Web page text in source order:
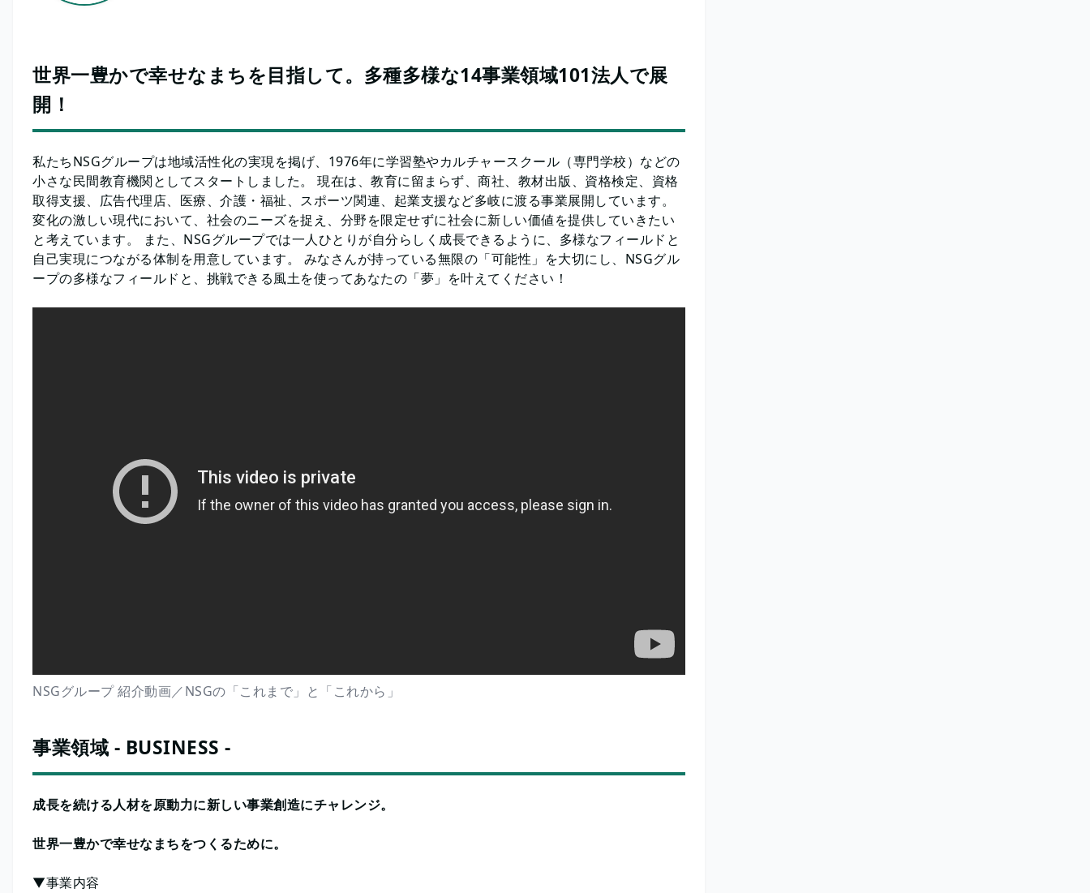
世界一豊かで幸せなまちを目指して。多種多様な14事業領域101法人で展
開！
私たちNSGグループは地域活性化の実現を掲げ、1976年に学習塾やカルチャースクール（専門学校）などの
小さな民間教育機関としてスタートしました。 現在は、教育に留まらず、商社、教材出版、資格検定、資格
取得支援、広告代理店、医療、介護・福祉、スポーツ関連、起業支援など多岐に渡る事業展開しています。
変化の激しい現代において、社会のニーズを捉え、分野を限定せずに社会に新しい価値を提供していきたい
と考えています。 また、NSGグループでは一人ひとりが自分らしく成長できるように、多様なフィールドと
自己実現につながる体制を用意しています。 みなさんが持っている無限の「可能性」を大切にし、NSGグル
ープの多様なフィールドと、挑戦できる風土を使ってあなたの「夢」を叶えてください！
NSGグループ 紹介動画／NSGの「これまで」と「これから」
事業領域 - BUSINESS -
成長を続ける人材を原動力に新しい事業創造にチャレンジ。
世界一豊かで幸せなまちをつくるために。
▼事業内容